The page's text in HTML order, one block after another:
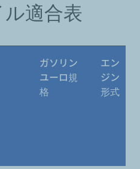
ン
適合表
ガソリン
ユーロ規
格
エン
ジン
形式